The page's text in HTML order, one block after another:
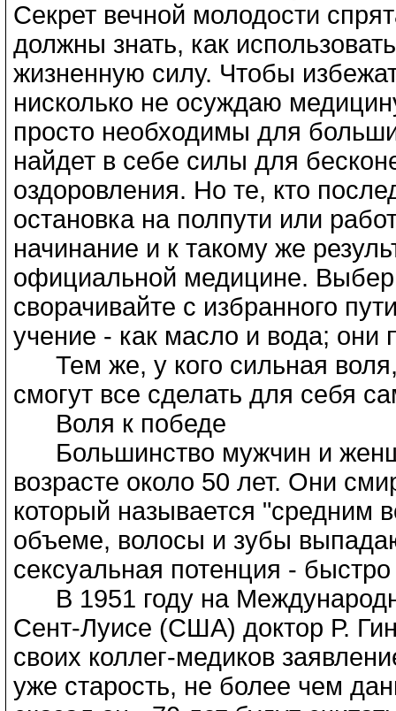
Секрет вечной молодости
должны знать, как
жизненную силу. Чтобы
нисколько не осуждаю
просто необходимы для
найдет в себе силы для
оздоровления. Но те, кто
остановка на полпути или
начинание и к такому же
официальной медицине.
сворачивайте с избранного
учение - как масло и вода;
Тем же, у кого сильная
смогут все сделать для себя
Воля к победе
Большинство мужчин и
возрасте около 50 лет. Они
который называется "средним
объеме, волосы и зубы
сексуальная потенция -
В 1951 году на
Сент-Луисе (США) доктор Р.
своих коллег-медиков
уже старость, не более чем